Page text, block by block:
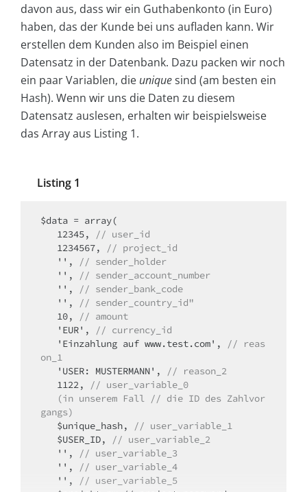
davon aus, dass wir ein Guthabenkonto (in Euro)
haben, das der Kunde bei uns aufladen kann. Wir
erstellen dem Kunden also im Beispiel einen
Datensatz in der Datenbank. Dazu packen wir noch
ein paar Variablen, die uniquesind (am besten ein
Hash). Wenn wir uns die Daten zu diesem
Datensatz auslesen, erhalten wir beispielsweise
das Array aus Listing 1.
Listing 1
$data = array(
   12345,
// user_id
   1234567,
// project_id
   '',
// sender_holder
   '',
// sender_account_number
   '',
// sender_bank_code
   '',
// sender_country_id"
   10,
// amount
   'EUR',
// currency_id
   'Einzahlung auf www.test.com',
// reas
on_1
   'USER: MUSTERMANN',
// reason_2
   1122,
// user_variable_0
gangs)
   $unique_hash,
// user_variable_1
   $USER_ID,
// user_variable_2
   '',
// user_variable_3
   '',
// user_variable_4
   '',
// user_variable_5